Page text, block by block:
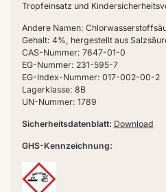
Tropfeinsatz und
Andere Namen:
Gehalt: 4%, hergestellt aus
CAS-Nummer: 7647-01-0
EG-Nummer: 231-595-7
EG-Index-Nummer: 017-002-00-2
Lagerklasse: 8B
UN-Nummer: 1789
Sicherheitsdatenblatt: Download
GHS-Kennzeichnung: